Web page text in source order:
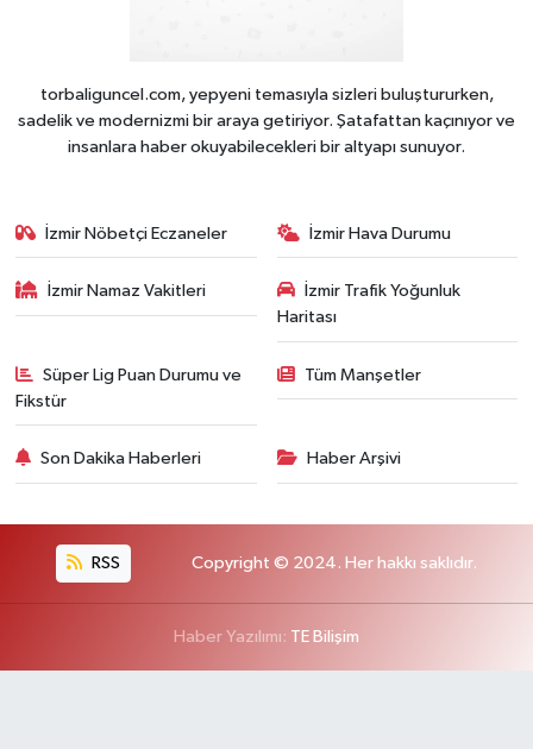
torbaliguncel.com, yepyeni temasıyla sizleri buluştururken,
sadelik ve modernizmi bir araya getiriyor. Şatafattan kaçınıyor ve
insanlara haber okuyabilecekleri bir altyapı sunuyor.
İzmir Nöbetçi Eczaneler İzmir Hava Durumu
İzmir Namaz Vakitleri
İzmir Trafik Yoğunluk
Haritası
Süper Lig Puan Durumu ve
Fikstür
Tüm Manşetler
Son Dakika Haberleri Haber Arşivi
RSS Copyright © 2024. Her hakkı saklıdır.
Haber Yazılımı: TE Bilişim